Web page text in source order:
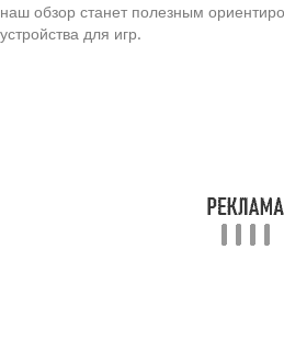
наш обзор станет полезным
устройства для игр.